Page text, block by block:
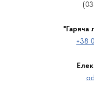
"Гаряча
+38